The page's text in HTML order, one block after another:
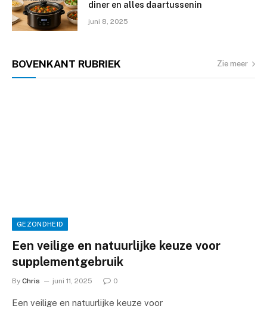
diner en alles daartussenin
juni 8, 2025
BOVENKANT RUBRIEK Zie meer
GEZONDHEID
Een veilige en natuurlijke keuze voor
supplementgebruik
By Chris juni 11, 2025 0
Een veilige en natuurlijke keuze voor